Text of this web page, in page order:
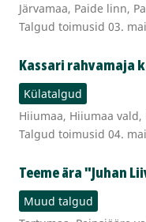
Järvamaa, Paide linn,
Talgud toimusid 03.
Kassari rahvamaja
Külatalgud
Hiiumaa, Hiiumaa vald,
Talgud toimusid 04.
Teeme ära "Juhan
Muud talgud